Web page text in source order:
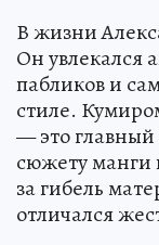
В жизни
Он увлекался
пабликов и
стиле.
— это главный
сюжету манги
за гибель
отличался